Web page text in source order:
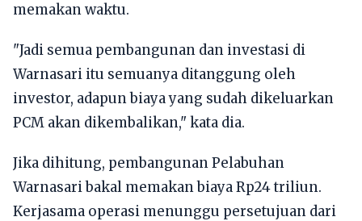
memakan waktu.
"Jadi semua pembangunan dan investasi di
Warnasari itu semuanya ditanggung oleh
investor, adapun biaya yang sudah dikeluarkan
PCM akan dikembalikan," kata dia.
Jika dihitung, pembangunan Pelabuhan
Warnasari bakal memakan biaya Rp24 triliun.
Kerjasama operasi menunggu persetujuan dari